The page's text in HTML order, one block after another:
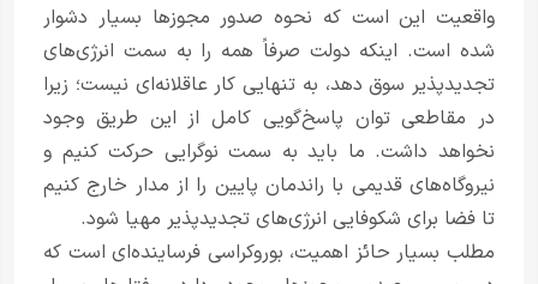
واقعیت این است که نحوه صدور مجوزها بسیار دشوار
شده است. اینکه دولت صرفاً همه را به سمت انرژی‌های
تجدیدپذیر سوق دهد، به تنهایی کار عاقلانه‌ای نیست؛ زیرا
در مقاطعی توان پاسخ‌گویی کامل از این طریق وجود
نخواهد داشت. ما باید به سمت نوگرایی حرکت کنیم و
نیروگاه‌های قدیمی با راندمان پایین را از مدار خارج کنیم
تا فضا برای شکوفایی انرژی‌های تجدیدپذیر مهیا شود.
مطلب بسیار حائز اهمیت، بوروکراسی فرساینده‌ای است که